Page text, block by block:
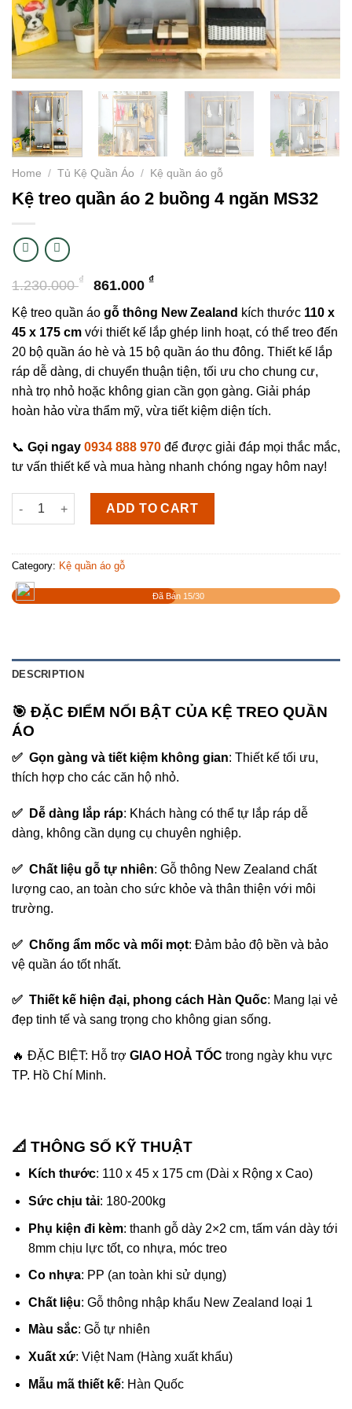
Home / Tủ Kệ Quần Áo / Kệ quần áo gỗ
Kệ treo quần áo 2 buồng 4 ngăn MS32
1.230.000₫ 861.000₫
Kệ treo quần áo gỗ thông New Zealand kích thước 110 x
45 x 175 cm với thiết kế lắp ghép linh hoạt, có thể treo đến
20 bộ quần áo hè và 15 bộ quần áo thu đông. Thiết kế lắp
ráp dễ dàng, di chuyển thuận tiện, tối ưu cho chung cư,
nhà trọ nhỏ hoặc không gian cần gọn gàng. Giải pháp
hoàn hảo vừa thẩm mỹ, vừa tiết kiệm diện tích.
📞 Gọi ngay 0934 888 970 để được giải đáp mọi thắc mắc,
tư vấn thiết kế và mua hàng nhanh chóng ngay hôm nay!
Kệ treo quần áo 2 buồng 4 ngăn MS32 quantity
ADD TO CART
Category: Kệ quần áo gỗ
Đã Bán 15/30
DESCRIPTION
🎯 ĐẶC ĐIỂM NỔI BẬT CỦA KỆ TREO QUẦN
ÁO
✅ Gọn gàng và tiết kiệm không gian: Thiết kế tối ưu,
thích hợp cho các căn hộ nhỏ.
✅ Dễ dàng lắp ráp: Khách hàng có thể tự lắp ráp dễ
dàng, không cần dụng cụ chuyên nghiệp.
✅ Chất liệu gỗ tự nhiên: Gỗ thông New Zealand chất
lượng cao, an toàn cho sức khỏe và thân thiện với môi
trường.
✅ Chống ẩm mốc và mối mọt: Đảm bảo độ bền và bảo
vệ quần áo tốt nhất.
✅ Thiết kế hiện đại, phong cách Hàn Quốc: Mang lại vẻ
đẹp tinh tế và sang trọng cho không gian sống.
🔥 ĐẶC BIỆT: Hỗ trợ GIAO HOẢ TỐC trong ngày khu vực
TP. Hồ Chí Minh.
📐 THÔNG SỐ KỸ THUẬT
Kích thước: 110 x 45 x 175 cm (Dài x Rộng x Cao)
Sức chịu tải: 180-200kg
Phụ kiện đi kèm: thanh gỗ dày 2×2 cm, tấm ván dày tới
8mm chịu lực tốt, co nhựa, móc treo
Co nhựa: PP (an toàn khi sử dụng)
Chất liệu: Gỗ thông nhập khẩu New Zealand loại 1
Màu sắc: Gỗ tự nhiên
Xuất xứ: Việt Nam (Hàng xuất khẩu)
Mẫu mã thiết kế: Hàn Quốc